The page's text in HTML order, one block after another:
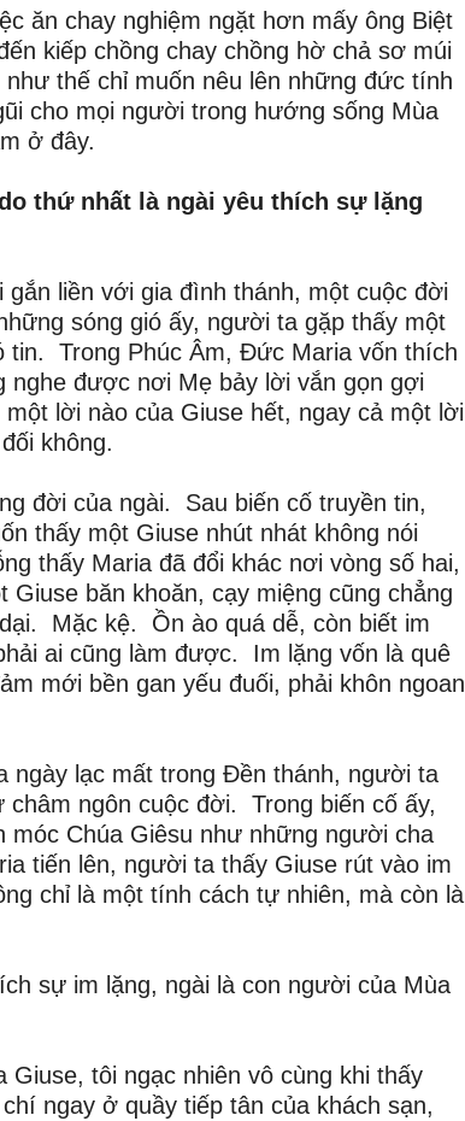
ăn chay nghiệm ngặt hơn mấy ông Biệt
kiếp chồng chay chồng hờ chả sơ múi
thế chỉ muốn nêu lên những đức tính
cho mọi người trong hướng sống Mùa
ở đây.
thứ nhất là ngài yêu thích sự lặng
liền với gia đình thánh, một cuộc đời
sóng gió ấy, người ta gặp thấy một
tin. Trong Phúc Âm, Đức Maria vốn thích
được nơi Mẹ bảy lời vắn gọn gợi
lời nào của Giuse hết, ngay cả một lời
không.
đời của ngài. Sau biến cố truyền tin,
thấy một Giuse nhút nhát không nói
thấy Maria đã đổi khác nơi vòng số hai,
băn khoăn, cạy miệng cũng chẳng
Mặc kệ. Ồn ào quá dễ, còn biết im
ai cũng làm được. Im lặng vốn là quê
mới bền gan yếu đuối, phải khôn ngoan
ngày lạc mất trong Đền thánh, người ta
ngôn cuộc đời. Trong biến cố ấy,
Chúa Giêsu như những người cha
tiến lên, người ta thấy Giuse rút vào im
chỉ là một tính cách tự nhiên, mà còn là
sự im lặng, ngài là con người của Mùa
tôi ngạc nhiên vô cùng khi thấy
ngay ở quầy tiếp tân của khách sạn,